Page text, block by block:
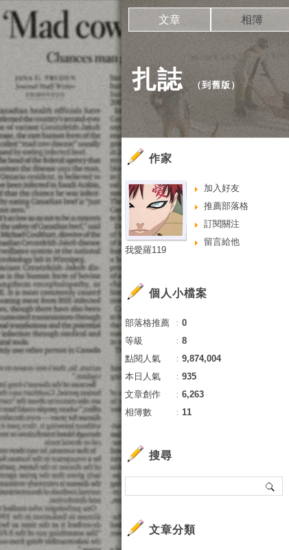
扎誌（到舊版 ）
文章 相簿
作家
加入好友
推薦部落格
訂閱關注
留言給他
我愛羅119
個人小檔案
部落格推薦 ： 0
等級
： 8
點閱人氣
： 9,874,004
本日人氣
： 935
文章創作
： 6,263
相簿數
： 11
搜尋
文章分類